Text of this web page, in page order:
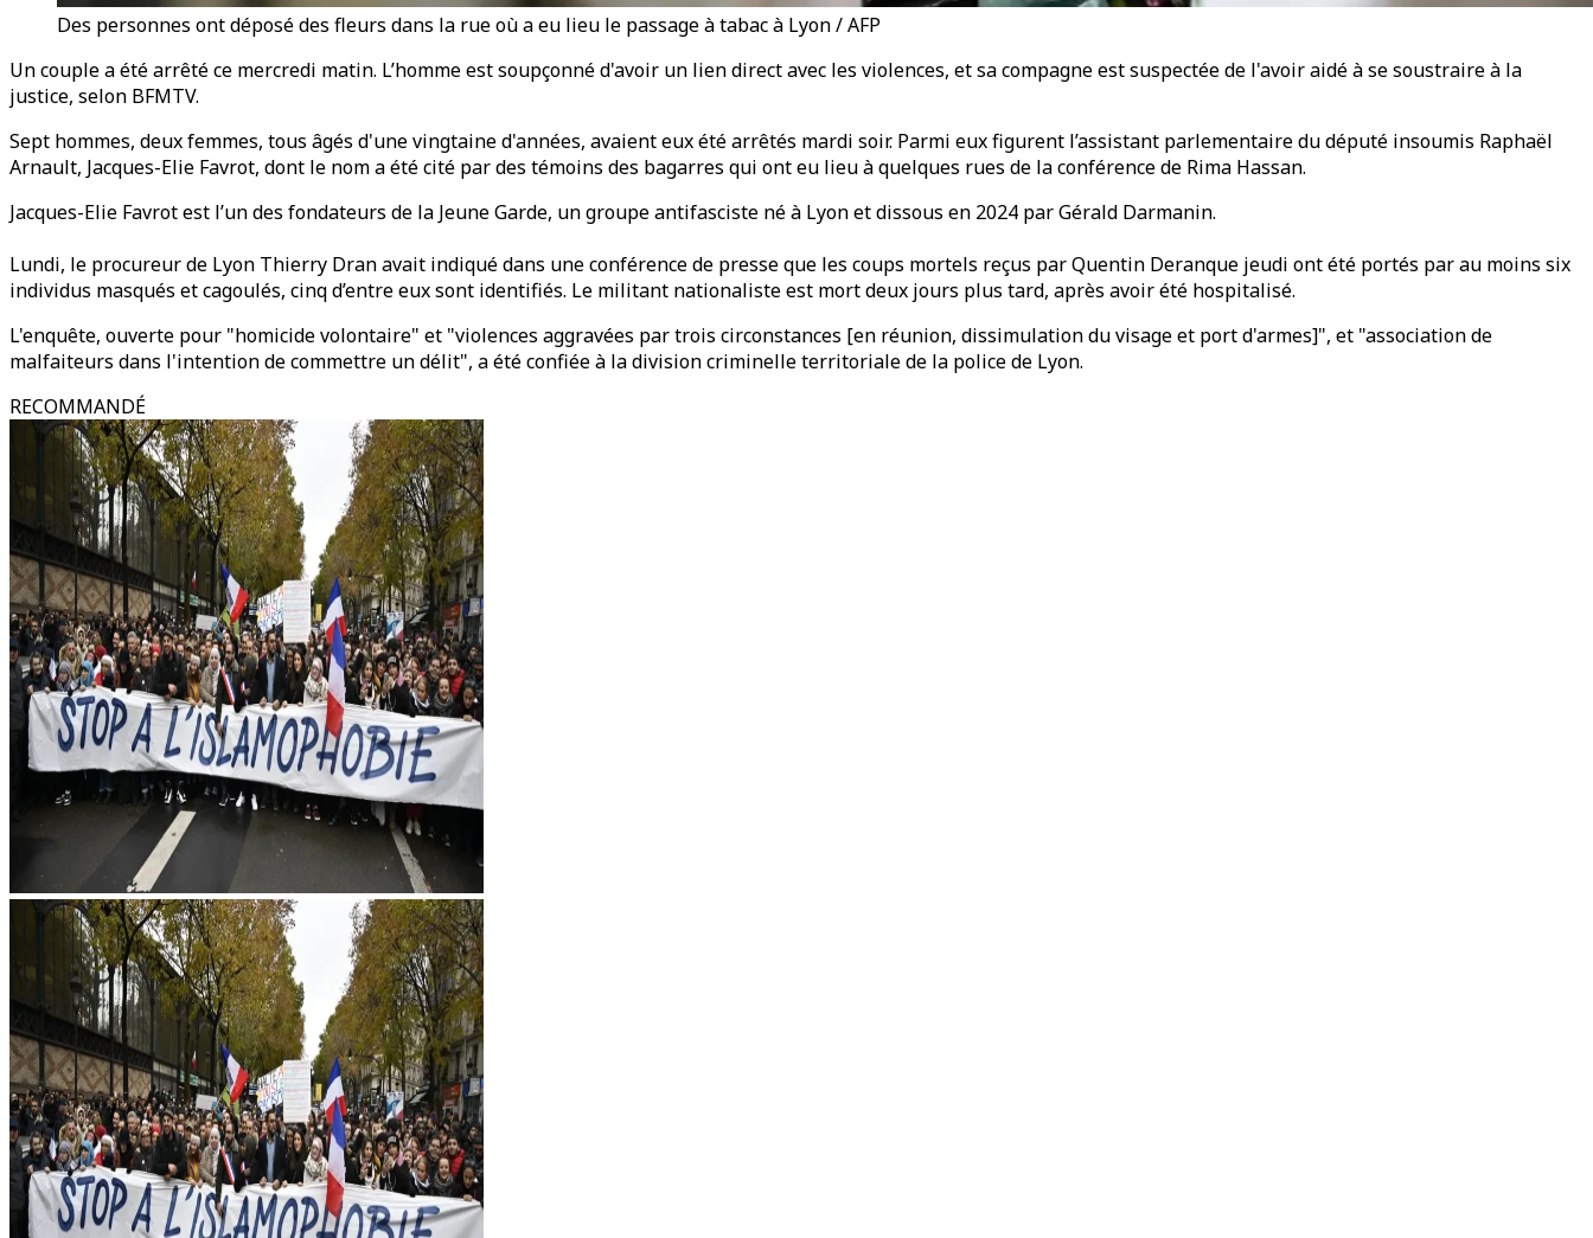
Des personnes ont déposé des fleurs dans la rue où a eu lieu le passage à tabac à Lyon / AFP
Un couple a été arrêté ce mercredi matin. L’homme est soupçonné d'avoir un lien direct avec les violences, et sa compagne est suspectée de l'avoir aidé à se soustraire à la
justice, selon BFMTV.
Sept hommes, deux femmes, tous âgés d'une vingtaine d'années, avaient eux été arrêtés mardi soir. Parmi eux figurent l’assistant parlementaire du député insoumis Raphaël
Arnault, Jacques-Elie Favrot, dont le nom a été cité par des témoins des bagarres qui ont eu lieu à quelques rues de la conférence de Rima Hassan.
Jacques-Elie Favrot est l’un des fondateurs de la Jeune Garde, un groupe antifasciste né à Lyon et dissous en 2024 par Gérald Darmanin.
Lundi, le procureur de Lyon Thierry Dran avait indiqué dans une conférence de presse que les coups mortels reçus par Quentin Deranque jeudi ont été portés par au moins six
individus masqués et cagoulés, cinq d’entre eux sont identifiés. Le militant nationaliste est mort deux jours plus tard, après avoir été hospitalisé.
L'enquête, ouverte pour "homicide volontaire" et "violences aggravées par trois circonstances [en réunion, dissimulation du visage et port d'armes]", et "association de
malfaiteurs dans l'intention de commettre un délit", a été confiée à la division criminelle territoriale de la police de Lyon.
RECOMMANDÉ